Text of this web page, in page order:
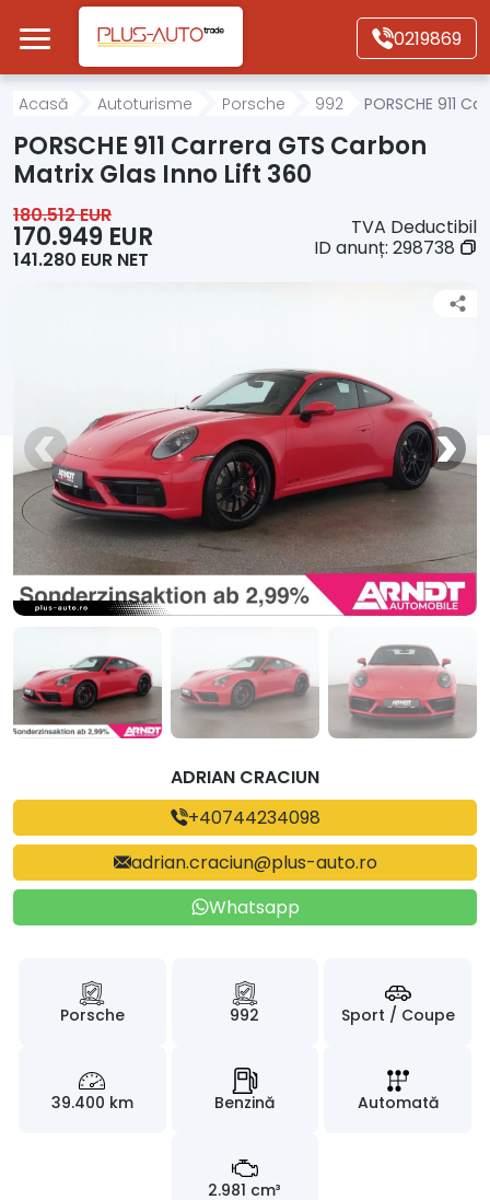
Mergi direct la conținutul principal
0219869
Acasă
Autoturisme
Motociclete
Despre Noi
Contact
Acasă Autoturisme Porsche 992 PORSCHE 911
PORSCHE 911 Carrera GTS Carbon
Matrix Glas Inno Lift 360
180.512 EUR
170.949 EUR
141.280 EUR NET
TVA Deductibil
ID anunț: 298738
ADRIAN CRACIUN
+40744234098
adrian.craciun@plus-auto.ro
Whatsapp
Porsche 992 Sport / Coupe
39.400 km Benzină Automată
2.981 cm³